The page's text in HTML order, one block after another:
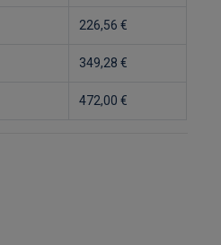
226,56 €
349,28 €
472,00 €